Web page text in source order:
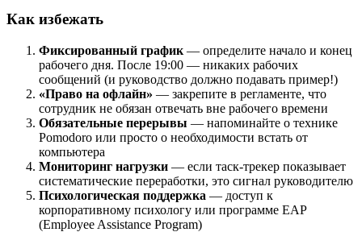
Как избежать
Фиксированный график — определите начало и конец
рабочего дня. После 19:00 — никаких рабочих
сообщений (и руководство должно подавать пример!)
«Право на офлайн» — закрепите в регламенте, что
сотрудник не обязан отвечать вне рабочего времени
Обязательные перерывы — напоминайте о технике
Pomodoro или просто о необходимости встать от
компьютера
Мониторинг нагрузки — если таск-трекер показывает
систематические переработки, это сигнал руководителю
Психологическая поддержка — доступ к
корпоративному психологу или программе EAP
(Employee Assistance Program)